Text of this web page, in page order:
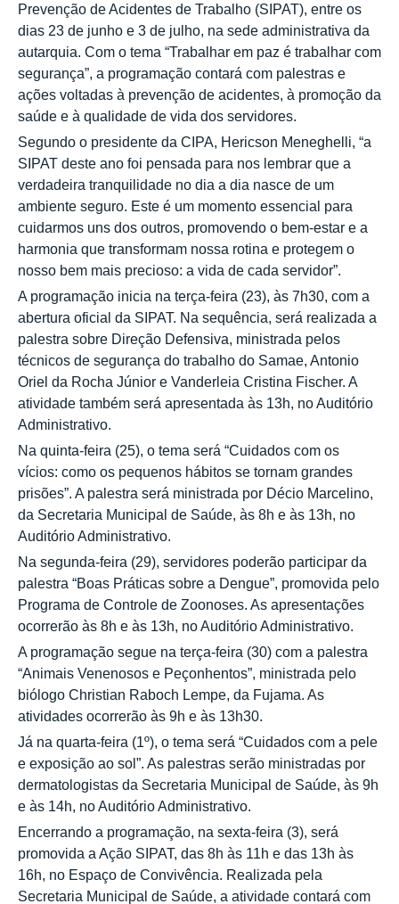
Prevenção de Acidentes de Trabalho (SIPAT), entre os
dias 23 de junho e 3 de julho, na sede administrativa da
autarquia. Com o tema “Trabalhar em paz é trabalhar com
segurança”, a programação contará com palestras e
ações voltadas à prevenção de acidentes, à promoção da
saúde e à qualidade de vida dos servidores.
Segundo o presidente da CIPA, Hericson Meneghelli, “a
SIPAT deste ano foi pensada para nos lembrar que a
verdadeira tranquilidade no dia a dia nasce de um
ambiente seguro. Este é um momento essencial para
cuidarmos uns dos outros, promovendo o bem-estar e a
harmonia que transformam nossa rotina e protegem o
nosso bem mais precioso: a vida de cada servidor”.
A programação inicia na terça-feira (23), às 7h30, com a
abertura oficial da SIPAT. Na sequência, será realizada a
palestra sobre Direção Defensiva, ministrada pelos
técnicos de segurança do trabalho do Samae, Antonio
Oriel da Rocha Júnior e Vanderleia Cristina Fischer. A
atividade também será apresentada às 13h, no Auditório
Administrativo.
Na quinta-feira (25), o tema será “Cuidados com os
vícios: como os pequenos hábitos se tornam grandes
prisões”. A palestra será ministrada por Décio Marcelino,
da Secretaria Municipal de Saúde, às 8h e às 13h, no
Auditório Administrativo.
Na segunda-feira (29), servidores poderão participar da
palestra “Boas Práticas sobre a Dengue”, promovida pelo
Programa de Controle de Zoonoses. As apresentações
ocorrerão às 8h e às 13h, no Auditório Administrativo.
A programação segue na terça-feira (30) com a palestra
“Animais Venenosos e Peçonhentos”, ministrada pelo
biólogo Christian Raboch Lempe, da Fujama. As
atividades ocorrerão às 9h e às 13h30.
Já na quarta-feira (1º), o tema será “Cuidados com a pele
e exposição ao sol”. As palestras serão ministradas por
dermatologistas da Secretaria Municipal de Saúde, às 9h
e às 14h, no Auditório Administrativo.
Encerrando a programação, na sexta-feira (3), será
promovida a Ação SIPAT, das 8h às 11h e das 13h às
16h, no Espaço de Convivência. Realizada pela
Secretaria Municipal de Saúde, a atividade contará com